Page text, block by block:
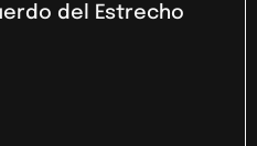
del Estrecho